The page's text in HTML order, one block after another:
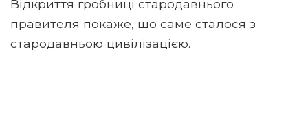
Відкриття гробниці стародавнього
правителя покаже, що саме сталося з
стародавньою цивілізацією.